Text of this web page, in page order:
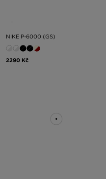
NIKE P-6000 (GS)
2290 Kč